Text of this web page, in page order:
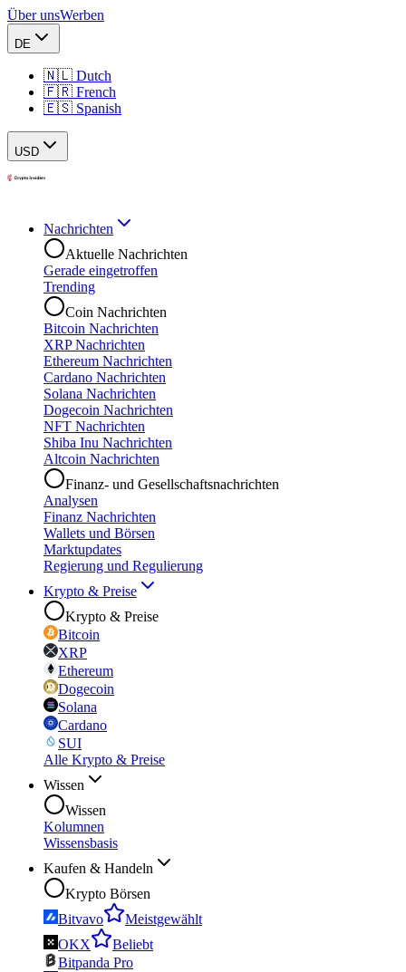
Über unsWerben
DE
🇳🇱 Dutch
🇫🇷 French
🇪🇸 Spanish
USD
Nachrichten
Aktuelle Nachrichten
Gerade eingetroffen
Trending
Coin Nachrichten
Bitcoin Nachrichten
XRP Nachrichten
Ethereum Nachrichten
Cardano Nachrichten
Solana Nachrichten
Dogecoin Nachrichten
NFT Nachrichten
Shiba Inu Nachrichten
Altcoin Nachrichten
Finanz- und Gesellschaftsnachrichten
Analysen
Finanz Nachrichten
Wallets und Börsen
Marktupdates
Regierung und Regulierung
Krypto & Preise
Krypto & Preise
Bitcoin
XRP
Ethereum
Dogecoin
Solana
Cardano
SUI
Alle Krypto & Preise
Wissen
Wissen
Kolumnen
Wissensbasis
Kaufen & Handeln
Krypto Börsen
Bitvavo
Meistgewählt
OKX
Beliebt
Bitpanda Pro